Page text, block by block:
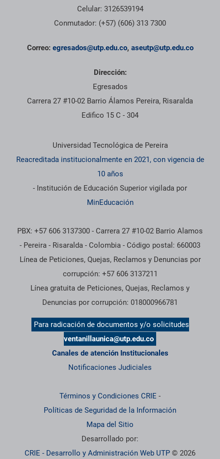
Celular: 3126539194
Conmutador: (+57) (606) 313 7300
Correo: egresados@utp.edu.co, aseutp@utp.edu.co
Dirección:
Egresados
Carrera 27 #10-02 Barrio Álamos Pereira, Risaralda
Edifico 15 C - 304
Información institucional
Universidad Tecnológica de Pereira
Reacreditada institucionalmente en 2021, con vigencia de
10 años
- Institución de Educación Superior vigilada por
MinEducación
PBX: +57 606 3137300 - Carrera 27 #10-02 Barrio Alamos
- Pereira - Risaralda - Colombia - Código postal: 660003
Línea de Peticiones, Quejas, Reclamos y Denuncias por
corrupción: +57 606 3137211
Línea gratuita de Peticiones, Quejas, Reclamos y
Denuncias por corrupción: 018000966781
Para radicación de documentos y/o solicitudes
ventanillaunica@utp.edu.co
Canales de atención Institucionales
Notificaciones Judiciales
Términos y Condiciones CRIE -
Políticas de Seguridad de la Información
Mapa del Sitio
Desarrollado por:
CRIE - Desarrollo y Administración Web UTP © 2026